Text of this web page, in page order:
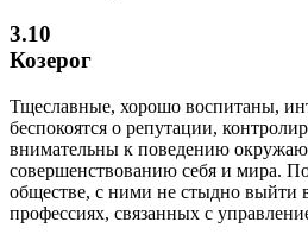
3.10
Козерог
Тщеславные, хорошо воспитаны,
беспокоятся о репутации,
внимательны к поведению
совершенствованию себя и мира.
обществе, с ними не стыдно выйти
профессиях, связанных с